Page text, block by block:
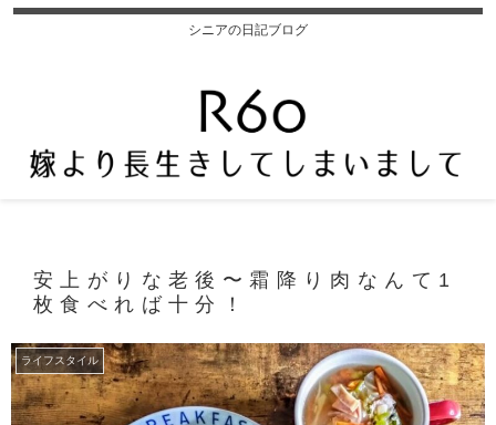
シニアの日記ブログ
安上がりな老後〜霜降り肉なんて1
枚食べれば十分！
ライフスタイル